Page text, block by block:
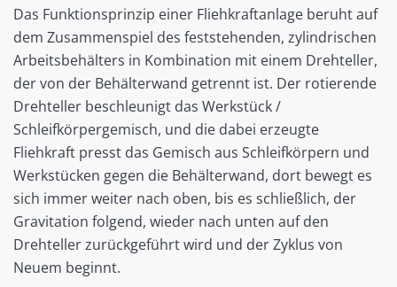
Das Funktionsprinzip einer Fliehkraftanlage beruht auf
dem Zusammenspiel des feststehenden, zylindrischen
Arbeitsbehälters in Kombination mit einem Drehteller,
der von der Behälterwand getrennt ist. Der rotierende
Drehteller beschleunigt das Werkstück /
Schleifkörpergemisch, und die dabei erzeugte
Fliehkraft presst das Gemisch aus Schleifkörpern und
Werkstücken gegen die Behälterwand, dort bewegt es
sich immer weiter nach oben, bis es schließlich, der
Gravitation folgend, wieder nach unten auf den
Drehteller zurückgeführt wird und der Zyklus von
Neuem beginnt.